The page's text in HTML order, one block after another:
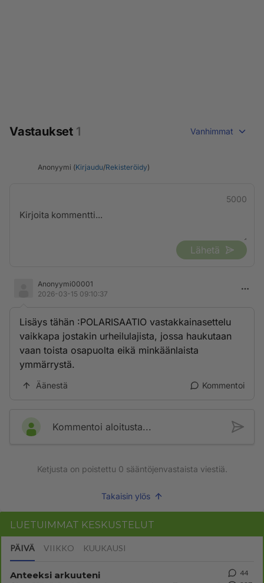
Vastaukset 1 Vanhimmat
Anonyymi (Kirjaudu/Rekisteröidy)
5000
Lähetä
Anonyymi00001
2026-03-15 09:10:37
Lisäys tähän :POLARISAATIO vastakkainasettelu
vaikkapa jostakin urheilulajista, jossa haukutaan
vaan toista osapuolta eikä minkäänlaista
ymmärrystä.
Äänestä Kommentoi
Kommentoi aloitusta...
Ketjusta on poistettu 0 sääntöjenvastaista viestiä.
Takaisin ylös
LUETUIMMAT KESKUSTELUT
PÄIVÄ VIIKKO KUUKAUSI
Anteeksi arkuuteni
44